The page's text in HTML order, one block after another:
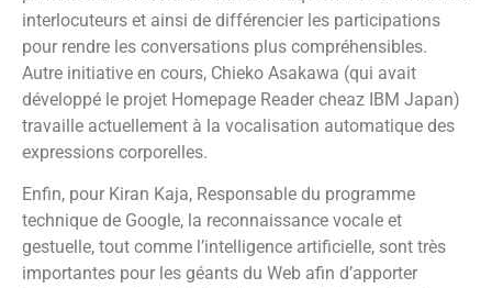
interlocuteurs et ainsi de différencier les participations
pour rendre les conversations plus compréhensibles.
Autre initiative en cours, Chieko Asakawa (qui avait
développé le projet Homepage Reader cheaz IBM Japan)
travaille actuellement à la vocalisation automatique des
expressions corporelles.
Enfin, pour Kiran Kaja, Responsable du programme
technique de Google, la reconnaissance vocale et
gestuelle, tout comme l’intelligence artificielle, sont très
importantes pour les géants du Web afin d’apporter